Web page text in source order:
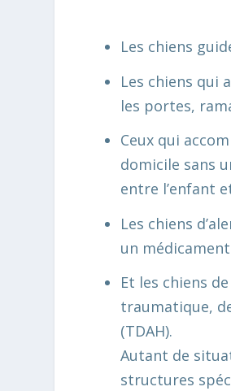
Les chiens
Les chiens qui
les portes,
Ceux qui
domicile sans
entre l’enfant
Les chiens
un
Et les chiens
traumatique,
(TDAH).
Autant de
structures